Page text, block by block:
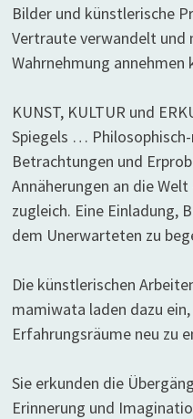
Bilder und künstlerische
Vertraute verwandelt und
Wahrnehmung annehmen
KUNST, KULTUR und
Spiegels …
Betrachtungen und
Annäherungen an die
zugleich. Eine Einladung,
dem Unerwarteten zu
Die künstlerischen
mamiwata laden dazu
Erfahrungsräume neu zu
Sie erkunden die
Erinnerung und